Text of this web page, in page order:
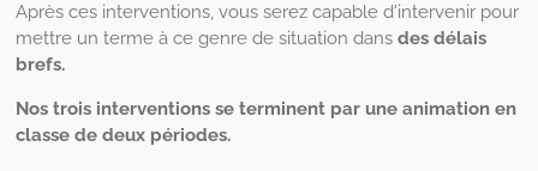
Après ces interventions, vous serez capable d'intervenir pour
mettre un terme à ce genre de situation dans des délais
brefs.
Nos trois interventions se terminent par une animation en
classe de deux périodes.